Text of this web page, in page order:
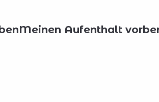
Meinen Aufenthalt